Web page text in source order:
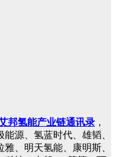
邦氢能产业链通讯录 ，
源、氢蓝时代、雄韬、
、明天氢能、康明斯、